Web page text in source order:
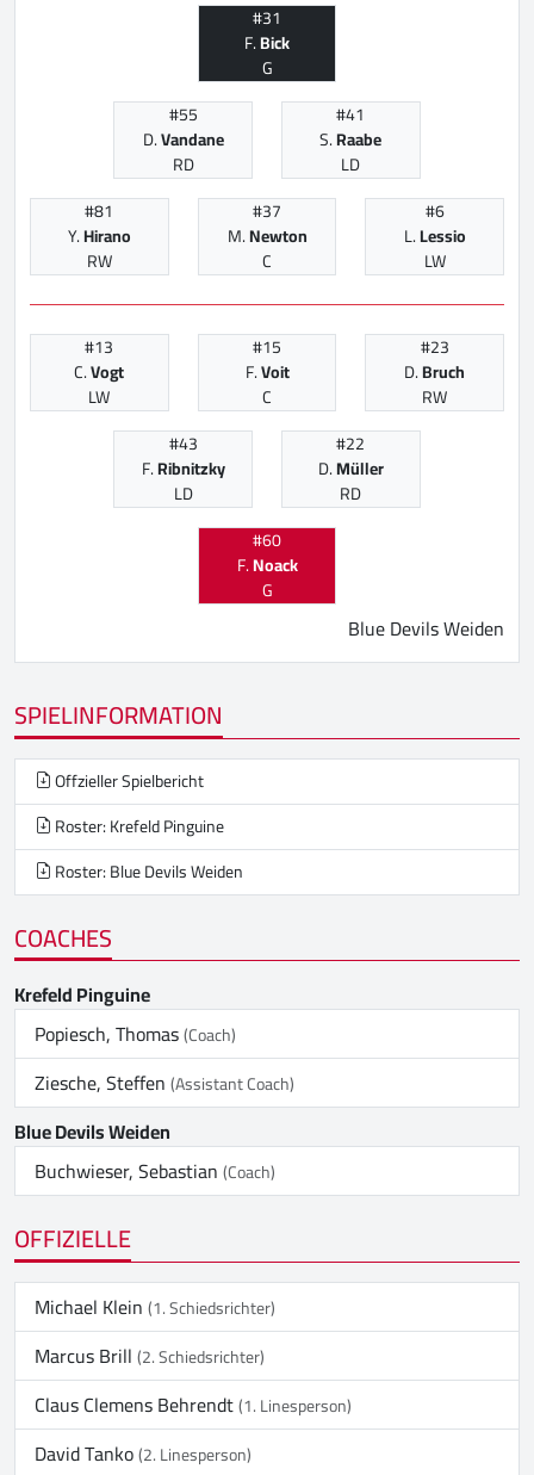
#31
F.Bick
G
#55
D.Vandane
RD
#41
S.Raabe
LD
#81
Y.Hirano
RW
#37
M.Newton
C
#6
L.Lessio
LW
#13
C.Vogt
LW
#15
F.Voit
C
#23
D.Bruch
RW
#43
F.Ribnitzky
LD
#22
D.Müller
RD
#60
F.Noack
G
Blue Devils Weiden
SPIELINFORMATION
Offzieller Spielbericht
Roster: Krefeld Pinguine
Roster: Blue Devils Weiden
COACHES
Krefeld Pinguine
Popiesch, Thomas(Coach)
Ziesche, Steffen(Assistant Coach)
Blue Devils Weiden
Buchwieser, Sebastian(Coach)
OFFIZIELLE
Michael Klein(1. Schiedsrichter)
Marcus Brill(2. Schiedsrichter)
Claus Clemens Behrendt(1. Linesperson)
David Tanko(2. Linesperson)